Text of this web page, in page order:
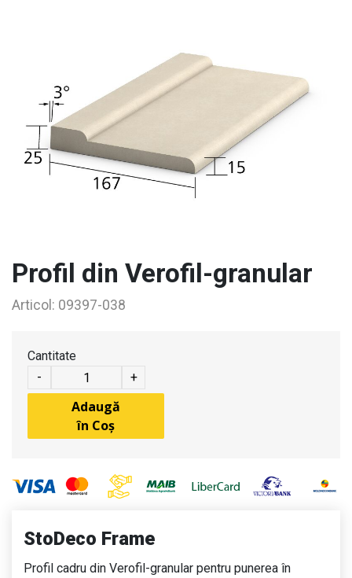
Profil din Verofil-granular
Articol: 09397-038
Cantitate
-
+
Adaugă
în Coș
StoDeco Frame
Profil cadru din Verofil-granular pentru punerea în